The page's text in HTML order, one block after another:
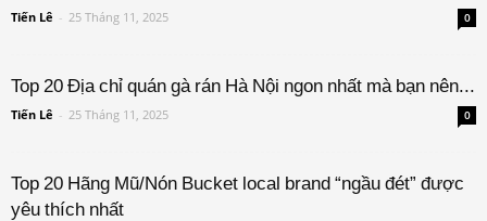
Tiến Lê - 25 Tháng 11, 2025 0
Top 20 Địa chỉ quán gà rán Hà Nội ngon nhất mà bạn nên...
Tiến Lê - 25 Tháng 11, 2025 0
Top 20 Hãng Mũ/Nón Bucket local brand “ngầu đét” được
yêu thích nhất